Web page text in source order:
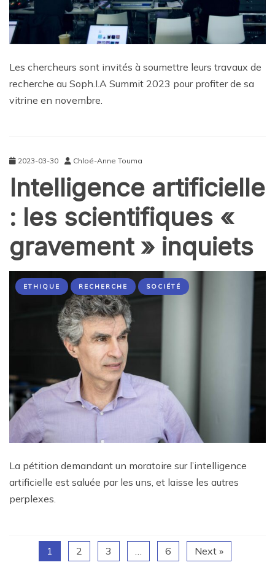
Les chercheurs sont invités à soumettre leurs travaux de
recherche au Soph.I.A Summit 2023 pour profiter de sa
vitrine en novembre.
2023-03-30 Chloé-Anne Touma
Intelligence artificielle
: les scientifiques «
gravement » inquiets
ETHIQUE RECHERCHE SOCIÉTÉ
La pétition demandant un moratoire sur l’intelligence
artificielle est saluée par les uns, et laisse les autres
perplexes.
1 2 3 6 Next »